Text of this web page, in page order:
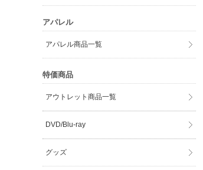
アパレル
アパレル商品一覧
特価商品
アウトレット商品一覧
DVD/Blu-ray
グッズ